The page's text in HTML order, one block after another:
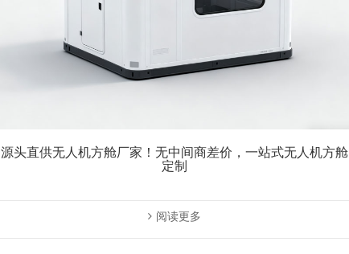
源头直供无人机方舱厂家！无中间商差价，一站式无人机方舱
定制
阅读更多